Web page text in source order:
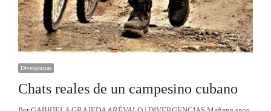
Divergencias
Chats reales de un campesino cubano